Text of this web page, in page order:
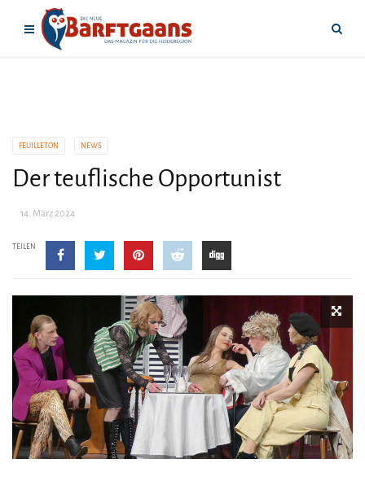
FEUILLETON NEWS
Der teuflische Opportunist
14. März 2024
TEILEN